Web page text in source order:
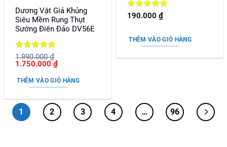
Dương Vật Giả Khủng
Siêu Mềm Rung Thụt
Sướng Điên Đảo DV56E
Được xếp
hạng55
1.990.000₫
Giá
là:
1.990.000 ₫.
1.750.000₫Giá
tại
là:
THÊM VÀO GIỎ HÀNG
Được xếp
190.000₫
THÊM VÀO GIỎ HÀNG
1 2 3 4 … 96